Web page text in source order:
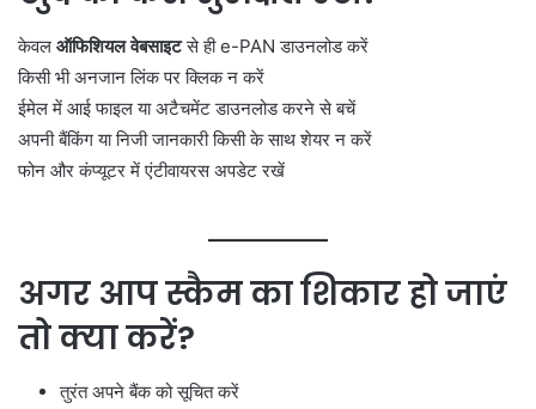
केवल ऑफिशियल वेबसाइटसे ही e-PAN डाउनलोड करें
किसी भी अनजान लिंक पर क्लिक न करें
ईमेल में आई फाइल या अटैचमेंट डाउनलोड करने से बचें
अपनी बैंकिंग या निजी जानकारी किसी के साथ शेयर न करें
फोन और कंप्यूटर में एंटीवायरस अपडेट रखें
अगर आप स्कैम का शिकार हो जाएं
तो क्या करें?
तुरंत अपने बैंक को सूचित करें